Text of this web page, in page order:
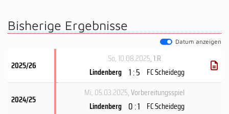
Bisherige Ergebnisse
Datum anzeigen
2025/26
So, 10.08.2025, 1.R
Lindenberg 1 : 5 FC Scheidegg
2024/25
Mi, 05.03.2025, Vorbereitungsspiel
Lindenberg 0 : 1 FC Scheidegg